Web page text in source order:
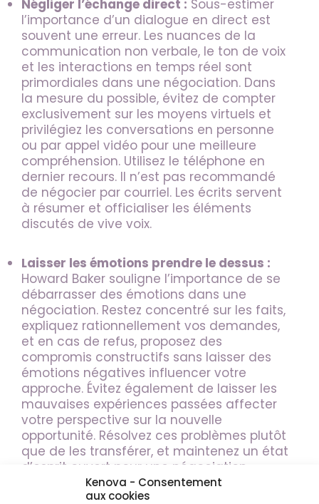
Kenova - Consentement
aux cookies
Négliger l’échange direct : Sous-estimer
l’importance d’un dialogue en direct est
souvent une erreur. Les nuances de la
communication non verbale, le ton de voix
et les interactions en temps réel sont
primordiales dans une négociation. Dans
la mesure du possible, évitez de compter
exclusivement sur les moyens virtuels et
privilégiez les conversations en personne
ou par appel vidéo pour une meilleure
compréhension. Utilisez le téléphone en
dernier recours. Il n’est pas recommandé
de négocier par courriel. Les écrits servent
à résumer et officialiser les éléments
discutés de vive voix.
Laisser les émotions prendre le dessus :
Howard Baker souligne l’importance de se
débarrasser des émotions dans une
négociation. Restez concentré sur les faits,
expliquez rationnellement vos demandes,
et en cas de refus, proposez des
compromis constructifs sans laisser des
émotions négatives influencer votre
approche. Évitez également de laisser les
mauvaises expériences passées affecter
votre perspective sur la nouvelle
opportunité. Résolvez ces problèmes plutôt
que de les transférer, et maintenez un état
d’esprit ouvert pour une négociation
constructive.